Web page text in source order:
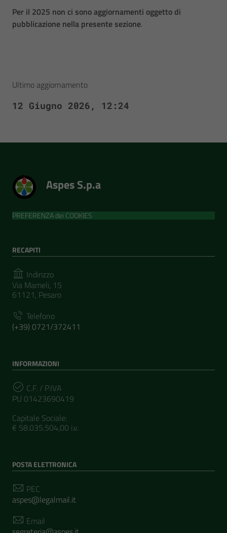
Per il 2025 non ci sono aggiornamenti oggetto di
pubblicazione nella presente sezione.
Ultimo aggiornamento
12 Giugno 2026, 12:24
Aspes S.p.a
PREFERENZA dei COOKIES
RECAPITI
Indirizzo
Via Mameli, 15
61121, Pesaro
Telefono
(+39) 0721/372411
INFORMAZIONI
C.F. / P.IVA
PU 01423690419
Capitale Sociale:
€ 58.035.504,00 i.v.
POSTA ELETTRONICA
PEC
aspes@legalmail.it
Email